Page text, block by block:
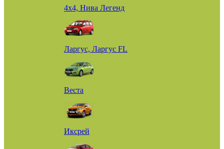
4х4, Нива Легенд
Ларгус, Ларгус FL
Веста
Иксрей